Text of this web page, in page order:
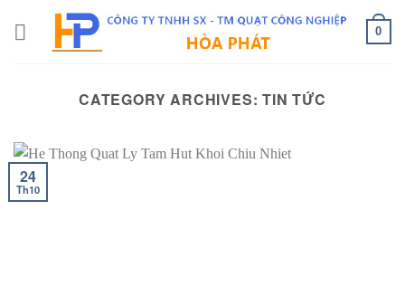
0
CATEGORY ARCHIVES:TIN TỨC
24
Th10